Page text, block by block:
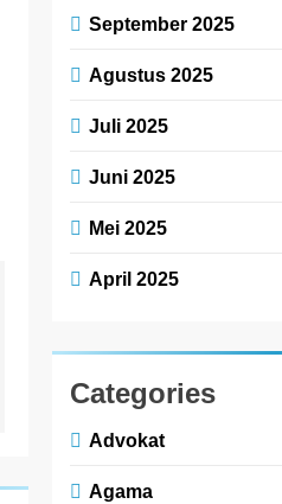
September 2025
Agustus 2025
Juli 2025
Juni 2025
Mei 2025
April 2025
Categories
Advokat
Agama